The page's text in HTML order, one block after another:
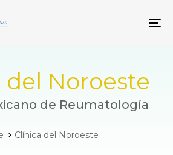
del Noroeste
de Reumatología
Clínica del Noroeste